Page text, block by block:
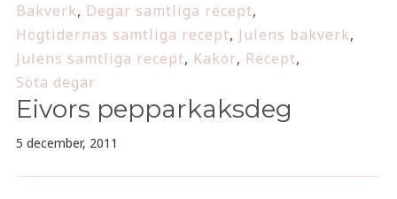
Bakverk, Degar samtliga recept,
Högtidernas samtliga recept, Julens bakverk,
Julens samtliga recept, Kakor, Recept,
Söta degar
Eivors pepparkaksdeg
5 december, 2011